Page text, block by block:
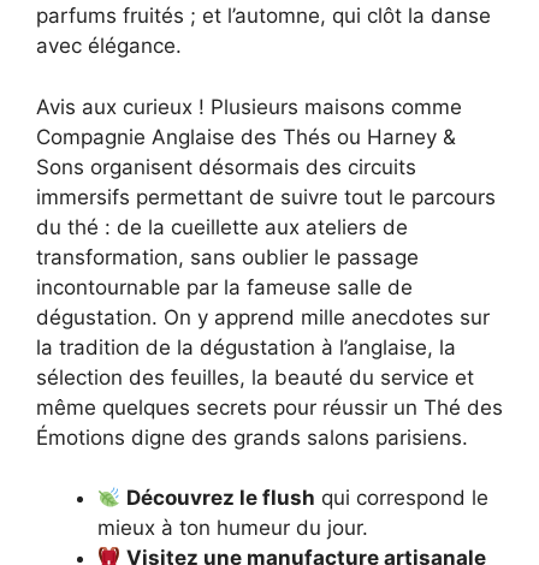
parfums fruités ; et l’automne, qui clôt la danse
avec élégance.
Avis aux curieux ! Plusieurs maisons comme
Compagnie Anglaise des Thés ou Harney &
Sons organisent désormais des circuits
immersifs permettant de suivre tout le parcours
du thé : de la cueillette aux ateliers de
transformation, sans oublier le passage
incontournable par la fameuse salle de
dégustation. On y apprend mille anecdotes sur
la tradition de la dégustation à l’anglaise, la
sélection des feuilles, la beauté du service et
même quelques secrets pour réussir un Thé des
Émotions digne des grands salons parisiens.
Découvrez le flush qui correspond le
mieux à ton humeur du jour.
Visitez une manufacture artisanale